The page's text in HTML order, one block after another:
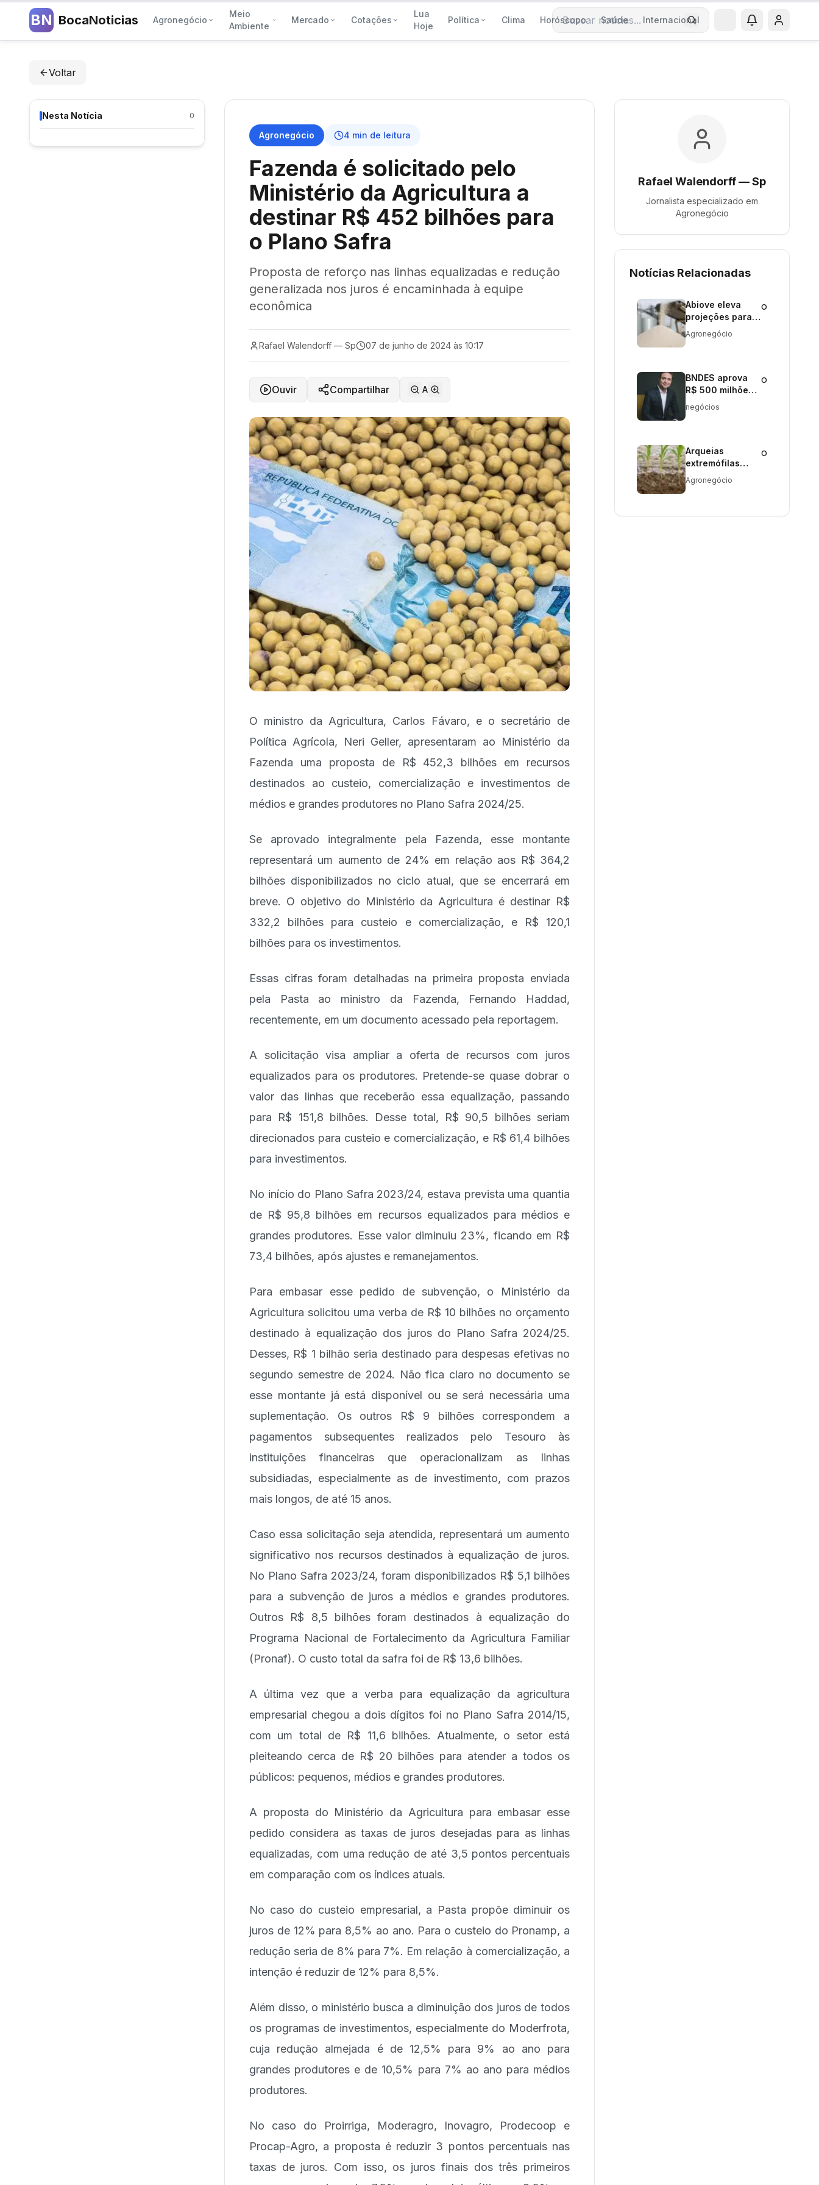
BN BocaNoticias Agronegócio
Meio
Ambiente
Mercado Cotações
Lua
Hoje
Política Clima Horóscopo Saúde Internacional
Buscar notícias
Voltar
Nesta Notícia 0
Agronegócio 4 min de leitura
Fazenda é solicitado pelo
Ministério da Agricultura a
destinar R$ 452 bilhões para
o Plano Safra
Proposta de reforço nas linhas equalizadas e redução
generalizada nos juros é encaminhada à equipe
econômica
Rafael Walendorff — Sp 07 de junho de 2024 às 10:17
Ouvir Compartilhar A
O ministro da Agricultura, Carlos Fávaro, e o secretário de
Política Agrícola, Neri Geller, apresentaram ao Ministério da
Fazenda uma proposta de R$ 452,3 bilhões em recursos
destinados ao custeio, comercialização e investimentos de
médios e grandes produtores no Plano Safra 2024/25.
Se aprovado integralmente pela Fazenda, esse montante
representará um aumento de 24% em relação aos R$ 364,2
bilhões disponibilizados no ciclo atual, que se encerrará em
breve. O objetivo do Ministério da Agricultura é destinar R$
332,2 bilhões para custeio e comercialização, e R$ 120,1
bilhões para os investimentos.
Essas cifras foram detalhadas na primeira proposta enviada
pela Pasta ao ministro da Fazenda, Fernando Haddad,
recentemente, em um documento acessado pela reportagem.
A solicitação visa ampliar a oferta de recursos com juros
equalizados para os produtores. Pretende-se quase dobrar o
valor das linhas que receberão essa equalização, passando
para R$ 151,8 bilhões. Desse total, R$ 90,5 bilhões seriam
direcionados para custeio e comercialização, e R$ 61,4 bilhões
para investimentos.
No início do Plano Safra 2023/24, estava prevista uma quantia
de R$ 95,8 bilhões em recursos equalizados para médios e
grandes produtores. Esse valor diminuiu 23%, ficando em R$
73,4 bilhões, após ajustes e remanejamentos.
Para embasar esse pedido de subvenção, o Ministério da
Agricultura solicitou uma verba de R$ 10 bilhões no orçamento
destinado à equalização dos juros do Plano Safra 2024/25.
Desses, R$ 1 bilhão seria destinado para despesas efetivas no
segundo semestre de 2024. Não fica claro no documento se
esse montante já está disponível ou se será necessária uma
suplementação. Os outros R$ 9 bilhões correspondem a
pagamentos subsequentes realizados pelo Tesouro às
instituições financeiras que operacionalizam as linhas
subsidiadas, especialmente as de investimento, com prazos
mais longos, de até 15 anos.
Caso essa solicitação seja atendida, representará um aumento
significativo nos recursos destinados à equalização de juros.
No Plano Safra 2023/24, foram disponibilizados R$ 5,1 bilhões
para a subvenção de juros a médios e grandes produtores.
Outros R$ 8,5 bilhões foram destinados à equalização do
Programa Nacional de Fortalecimento da Agricultura Familiar
(Pronaf). O custo total da safra foi de R$ 13,6 bilhões.
A última vez que a verba para equalização da agricultura
empresarial chegou a dois dígitos foi no Plano Safra 2014/15,
com um total de R$ 11,6 bilhões. Atualmente, o setor está
pleiteando cerca de R$ 20 bilhões para atender a todos os
públicos: pequenos, médios e grandes produtores.
A proposta do Ministério da Agricultura para embasar esse
pedido considera as taxas de juros desejadas para as linhas
equalizadas, com uma redução de até 3,5 pontos percentuais
em comparação com os índices atuais.
No caso do custeio empresarial, a Pasta propõe diminuir os
juros de 12% para 8,5% ao ano. Para o custeio do Pronamp, a
redução seria de 8% para 7%. Em relação à comercialização, a
intenção é reduzir de 12% para 8,5%.
Além disso, o ministério busca a diminuição dos juros de todos
os programas de investimentos, especialmente do Moderfrota,
cuja redução almejada é de 12,5% para 9% ao ano para
grandes produtores e de 10,5% para 7% ao ano para médios
produtores.
No caso do Proirriga, Moderagro, Inovagro, Prodecoop e
Procap-Agro, a proposta é reduzir 3 pontos percentuais nas
taxas de juros. Com isso, os juros finais dos três primeiros
Rafael Walendorff — Sp
Jornalista especializado em
Agronegócio
Notícias Relacionadas
Abiove eleva
projeções para
complexos da
soja em 2026
Agronegócio
o
BNDES aprova
R$ 500 milhões
para planta de
etanol em MT
negócios
o
Arqueias
extremófilas
aumentam
resistência do
Agronegócio
o